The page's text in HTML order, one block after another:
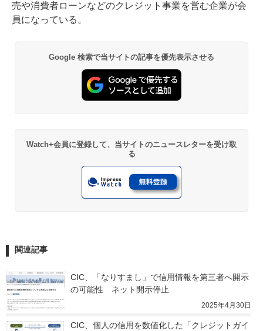
売や消費者ローンなどのクレジット事業を営む企業が会
員になっている。
Google 検索で当サイトの記事を優先表示させる
Watch+会員に登録して、当サイトのニュースレターを受け取
る
関連記事
CIC、「なりすまし」で信用情報を第三者へ開示
の可能性　ネット開示停止
2025年4月30日
CIC、個人の信用を数値化した「クレジットガイ